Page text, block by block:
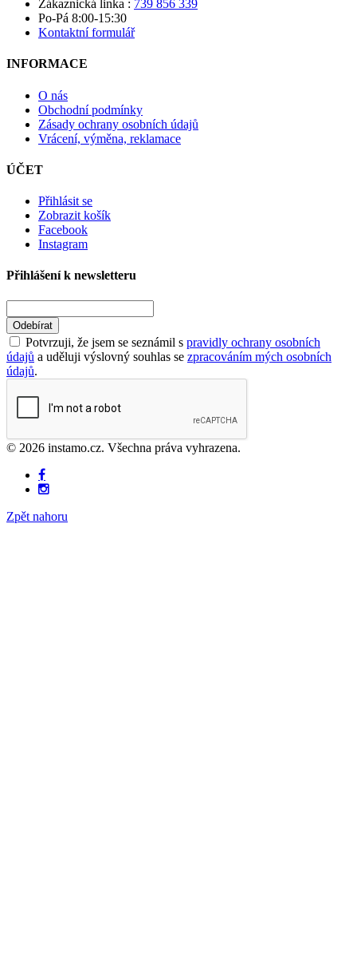
Zákaznická linka : 739 856 339
Po-Pá 8:00-15:30
Kontaktní formulář
INFORMACE
O nás
Obchodní podmínky
Zásady ochrany osobních údajů
Vrácení, výměna, reklamace
ÚČET
Přihlásit se
Zobrazit košík
Facebook
Instagram
Přihlášení k newsletteru
Odebírat
Potvrzuji, že jsem se seznámil s pravidly ochrany osobních
údajů a uděluji výslovný souhlas se zpracováním mých osobních
údajů.
© 2026 instamo.cz. Všechna práva vyhrazena.
Zpět nahoru